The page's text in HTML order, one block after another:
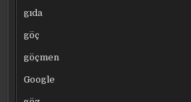
gıda
göç
göçmen
Google